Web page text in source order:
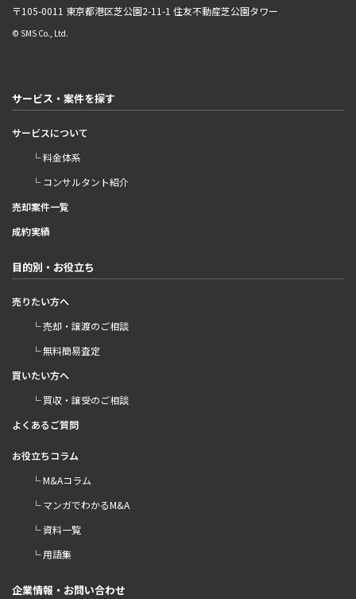
〒105-0011 東京都港区芝公園2-11-1 住友不動産芝公園タワー
© SMS Co., Ltd.
サービス・案件を探す
サービスについて
└ 料金体系
└ コンサルタント紹介
売却案件一覧
成約実績
目的別・お役立ち
売りたい方へ
└ 売却・譲渡のご相談
└ 無料簡易査定
買いたい方へ
└ 買収・譲受のご相談
よくあるご質問
お役立ちコラム
└ M&Aコラム
└ マンガでわかるM&A
└ 資料一覧
└ 用語集
企業情報・お問い合わせ